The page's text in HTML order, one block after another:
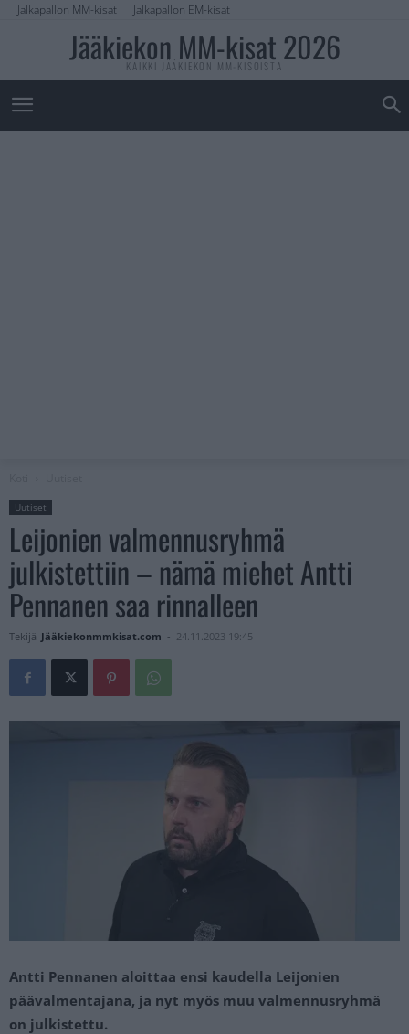
Jalkapallon MM-kisat Jalkapallon EM-kisat
Jääkiekon MM-kisat 2026
KAIKKI JÄÄKIEKON MM-KISOISTA
Uutiset
Leijonien valmennusryhmä
julkistettiin – nämä miehet Antti
Pennanen saa rinnalleen
Tekijä Jääkiekonmmkisat.com - 24.11.2023 19:45
Antti Pennanen aloittaa ensi kaudella Leijonien
päävalmentajana, ja nyt myös muu valmennusryhmä
on julkistettu.